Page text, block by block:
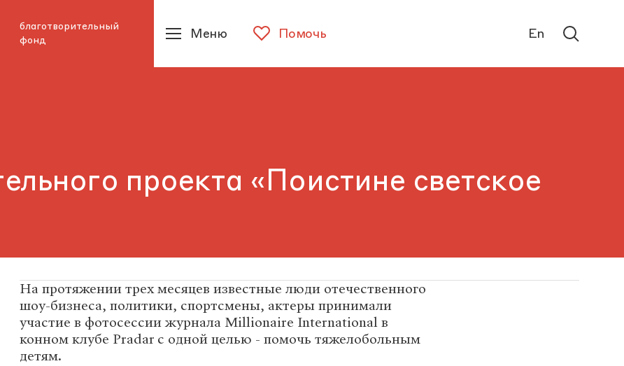
благотворительный
фонд
Помочь
Меню En
проекта «Поистине светское
На протяжении трех месяцев известные люди отечественного
шоу-бизнеса, политики, спортсмены, актеры принимали
участие в фотосессии журнала Millionaire International в
конном клубе Pradar с одной целью - помочь тяжелобольным
детям.